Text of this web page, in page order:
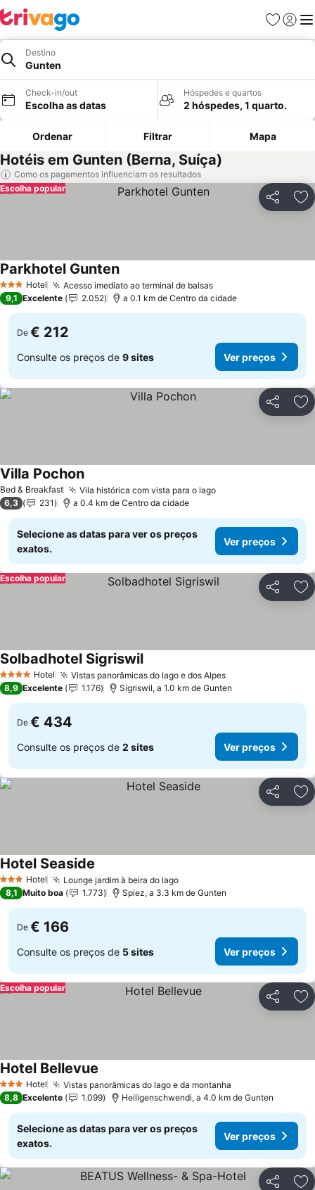
Favoritos
Iniciar
Destino
Gunten
Check-in/out
Escolha as datas
Hóspedes e quartos
2 hóspedes, 1 quarto.
Ordenar Filtrar Mapa
Hotéis em Gunten (Berna, Suíça)
Como os pagamentos influenciam os resultados
Partilhar
Escolha popular
3 EstrelasHotel Acesso imediato ao terminal de balsas
Parkhotel Gunten
9,1 Excelente 2.052 a 0.1 km de Centro da cidade
De € 212
Consulte os preços de 9 sites Ver preços
Partilhar
Bed & Breakfast Vila histórica com vista para o lago
Villa Pochon
6,3 231 a 0.4 km de Centro da cidade
Selecione as datas para ver os preços
exatos.
Ver preços
Partilhar
Escolha popular
4 EstrelasHotel Vistas panorâmicas do lago e dos Alpes
Solbadhotel Sigriswil
8,9 Excelente 1.176 Sigriswil, a 1.0 km de Gunten
De € 434
Consulte os preços de 2 sites Ver preços
Partilhar
3 EstrelasHotel Lounge jardim à beira do lago
Hotel Seaside
8,1 Muito boa 1.773 Spiez, a 3.3 km de Gunten
De € 166
Consulte os preços de 5 sites Ver preços
Partilhar
Escolha popular
3 EstrelasHotel Vistas panorâmicas do lago e da montanha
Hotel Bellevue
8,8 Excelente 1.099 Heiligenschwendi, a 4.0 km de Gunten
Selecione as datas para ver os preços
exatos.
Ver preços